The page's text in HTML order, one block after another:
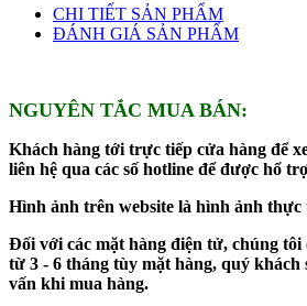
CHI TIẾT SẢN PHẨM
ĐÁNH GIÁ SẢN PHẨM
NGUYÊN TẮC MUA BÁN:
Khách hàng tới trực tiếp cửa hàng để
liên hệ qua các số hotline để được hổ
Hình ảnh trên website là hình ảnh thực
Đối với các mặt hàng điện tử, chúng tôi
từ 3 - 6 tháng tùy mặt hàng, quý khách
vấn khi mua hàng.